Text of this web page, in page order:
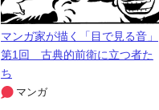
マンガ家が描く「目で見る音」
第1回 古典的前衛に立つ者た
ち
マンガ